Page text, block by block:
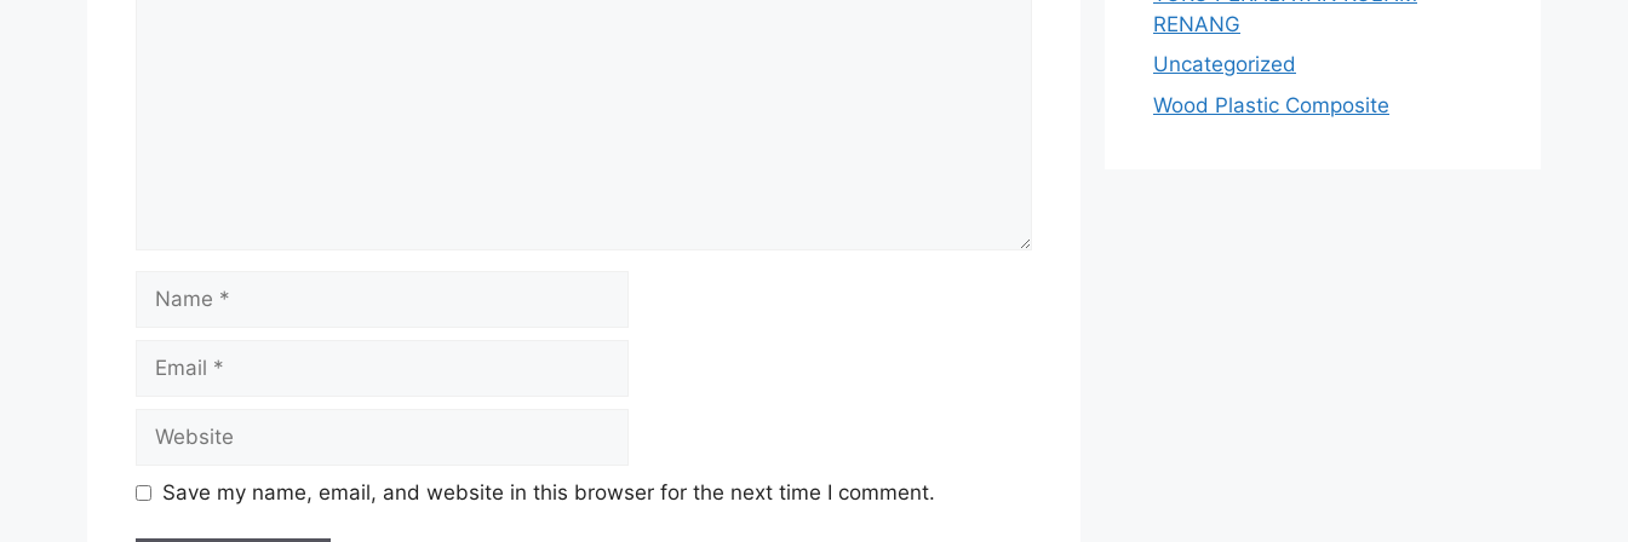
Save my name, email, and website in this browser for the next time I comment.
RENANG
Uncategorized
Wood Plastic Composite